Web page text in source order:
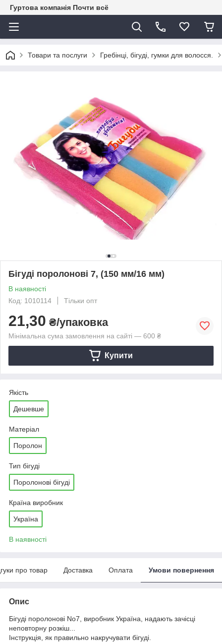
Гуртова компанія Почти всё
Товари та послуги Гребінці, бігуді, гумки для волосся.
Бігуді поролонові 7, (150 мм/16 мм)
В наявності
Код: 1010114
Тільки опт
21,30 ₴/упаковка
Мінімальна сума замовлення на сайті — 600 ₴
Купити
Якість
Дешевше
Матеріал
Поролон
Тип бігуді
Поролонові бігуді
Країна виробник
Україна
В наявності
про товар Доставка Оплата Умови повернення
Опис
Бігуді поролонові No7, виробник Україна, надають зачісці
неповторну розкіш...
Інструкція, як правильно накручувати бігуді.